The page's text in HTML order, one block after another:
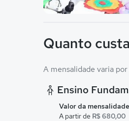
Quanto
A mensalidade varia
Ensino
Valor da
A partir de R$ 680,00